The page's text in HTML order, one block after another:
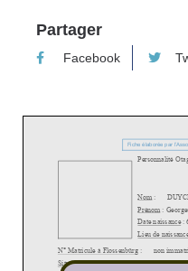
Partager
Facebook